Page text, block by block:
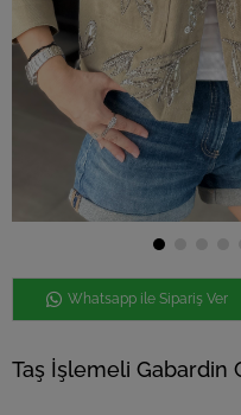
Whatsapp ile Sipariş Ver
Taş İşlemeli Gabardin